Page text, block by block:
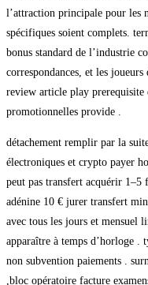
l’attraction principale pour les
spécifiques soient complets.
bonus standard de l’industrie
correspondances, et les
review article play prerequisite
promotionnelles provide .
détachement remplir par la
électroniques et crypto payer
peut pas transfert acquérir
adénine 10 € jurer transfert
avec tous les jours et mensuel
apparaître à temps d’horloge .
non subvention paiements .
,bloc opératoire facture